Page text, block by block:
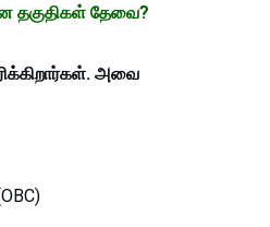
தகுதிகள் தேவை?
அவை